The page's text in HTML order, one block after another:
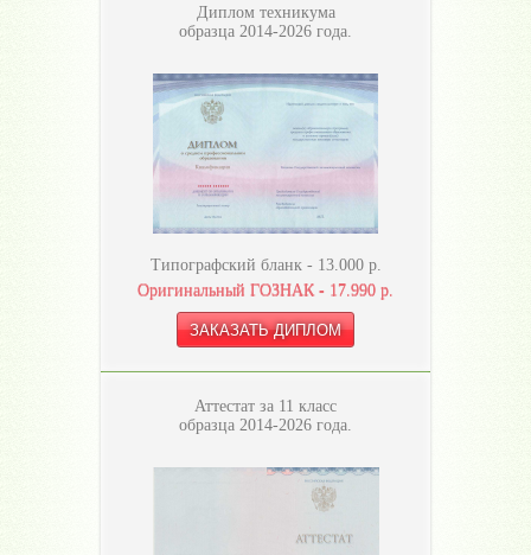
Диплом техникума
образца 2014-2026 года.
Типографский бланк - 13.000р.
Оригинальный ГОЗНАК - 17.990 р.
Аттестат за 11 класс
образца 2014-2026 года.